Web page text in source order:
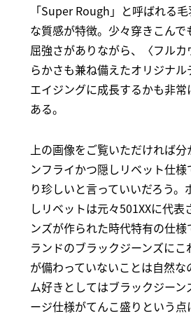
「Super Rough」と呼ばれる
な質感が特徴。少々穿きこん
屈強さがありながら、〈フル
らかさも兼ね備えたオリジナ
エイジングに成長するかも非
ある。
上の画像をご覧いただければ
ンフライかつ隠しリベット仕
り珍しいと言っていいだろう。
しリベットは元々501XXに代表
ンズが作られた時代特有の仕
ランドのブラックジーンズにこ
が備わっていないことは自然な
ム好きとしてはブラックジー
ージ仕様がてんこ盛りという